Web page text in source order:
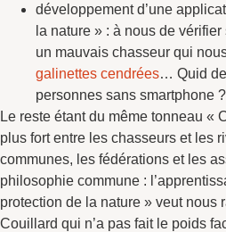
développement d’une
la nature » : à nous de
un mauvais chasseur qui
galinettes cendrées… Quid
personnes sans smartphone
Le reste étant du même tonneau «
plus fort entre les chasseurs et les
communes, les fédérations et les
philosophie commune :
protection de la nature » veut nous
Couillard qui n’a pas fait le poids